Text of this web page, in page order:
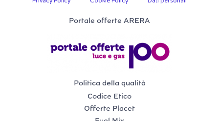
Portale offerte ARERA
Politica della qualità
Codice Etico
Offerte Placet